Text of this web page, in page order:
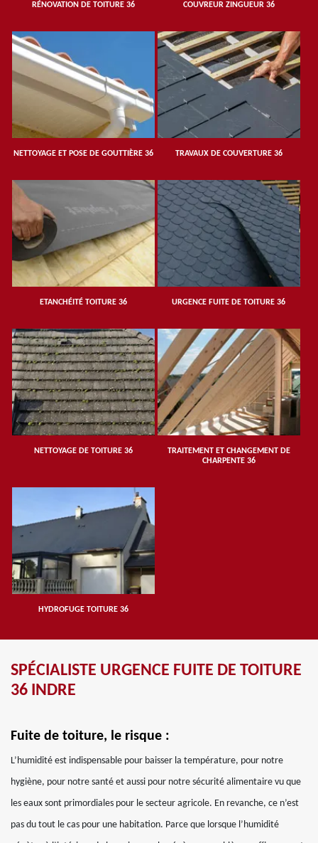
RÉNOVATION DE TOITURE 36 COUVREUR ZINGUEUR 36
NETTOYAGE ET POSE DE GOUTTIÈRE 36 TRAVAUX DE COUVERTURE 36
ETANCHÉITÉ TOITURE 36 URGENCE FUITE DE TOITURE 36
NETTOYAGE DE TOITURE 36
TRAITEMENT ET CHANGEMENT DE
CHARPENTE 36
HYDROFUGE TOITURE 36
SPÉCIALISTE URGENCE FUITE DE TOITURE
36 INDRE
Fuite de toiture, le risque :
L’humidité est indispensable pour baisser la température, pour notre
hygiène, pour notre santé et aussi pour notre sécurité alimentaire vu que
les eaux sont primordiales pour le secteur agricole. En revanche, ce n’est
pas du tout le cas pour une habitation. Parce que lorsque l’humidité